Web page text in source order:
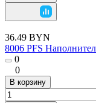
36.49 BYN
8006 PFS
0
0
В корзину